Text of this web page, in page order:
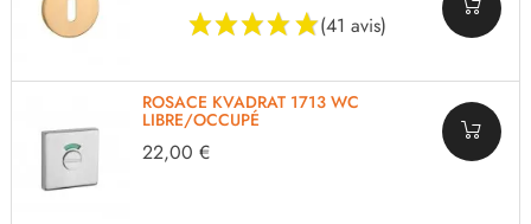
(41 avis)
ROSACE KVADRAT 1713 WC
LIBRE/OCCUPÉ
22,00 €